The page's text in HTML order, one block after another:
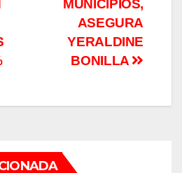
MUNICIPIOS,
ASEGURA
YERALDINE
BONILLA